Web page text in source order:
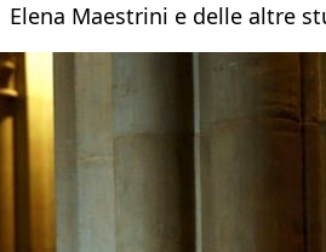
Elena Maestrini e delle altre